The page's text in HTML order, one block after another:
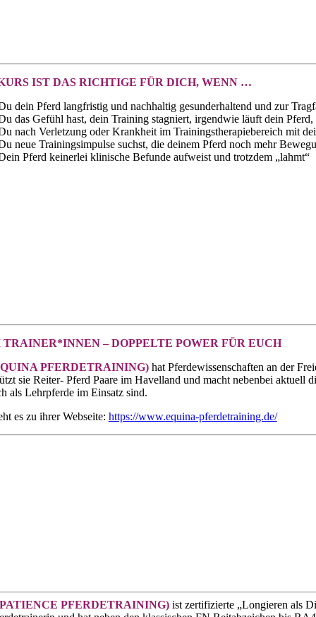
IST DAS RICHTIGE FÜR DICH, WENN …
dein Pferd langfristig und nachhaltig gesunderhaltend und zur
das Gefühl hast, dein Training stagniert, irgendwie läuft dein Pferd,
nach Verletzung oder Krankheit im Trainingstherapiebereich mit
neue Trainingsimpulse suchst, die deinem Pferd noch mehr
Pferd keinerlei klinische Befunde aufweist und trotzdem „lahmt“
– DOPPELTE POWER FÜR EUCH
PFERDETRAINING) hat Pferdewissenschaften an der
sie Reiter- Pferd Paare im Havelland und macht nebenbei
als Lehrpferde im Einsatz sind.
es zu ihrer Webseite: https://www.equina-pferdetraining.de/
PFERDETRAINING)ist zertifizierte „Longieren als